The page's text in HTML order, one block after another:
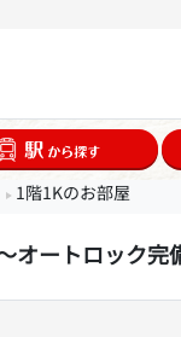
1階1Kのお部屋
オートロック完